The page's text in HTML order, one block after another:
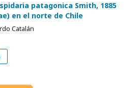
patagonica Smith, 1885
en el norte de Chile
Catalán